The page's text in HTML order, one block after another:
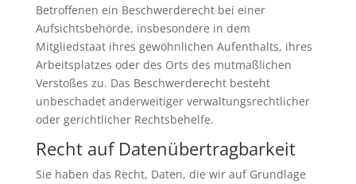
Betroffenen ein Beschwerderecht bei einer
Aufsichtsbehörde, insbesondere in dem
Mitgliedstaat ihres gewöhnlichen Aufenthalts, ihres
Arbeitsplatzes oder des Orts des mutmaßlichen
Verstoßes zu. Das Beschwerderecht besteht
unbeschadet anderweitiger verwaltungsrechtlicher
oder gerichtlicher Rechtsbehelfe.
Recht auf Daten­übertrag­barkeit
Sie haben das Recht, Daten, die wir auf Grundlage